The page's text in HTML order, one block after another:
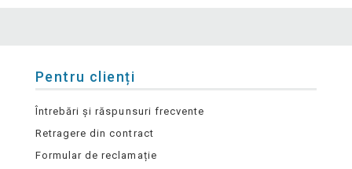
Pentru clienți
Întrebări și răspunsuri frecvente
Retragere din contract
Formular de reclamație